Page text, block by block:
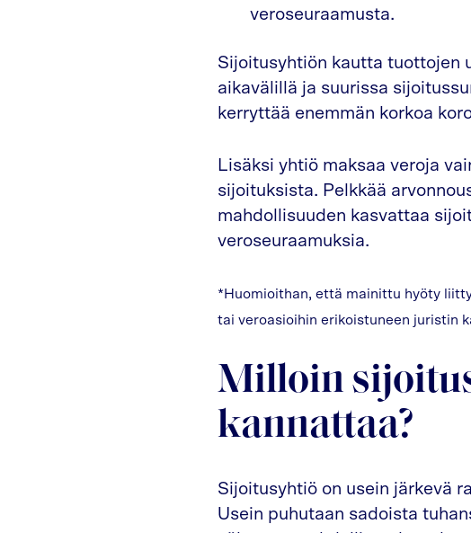
veroseuraamusta.
Sijoitusyhtiön kautta tuottojen
aikavälillä ja suurissa
kerryttää enemmän korkoa
Lisäksi yhtiö maksaa veroja
sijoituksista. Pelkkää
mahdollisuuden kasvattaa
veroseuraamuksia.
*Huomioithan, että mainittu hyöty
tai veroasioihin erikoistuneen juristin
Milloin
kannattaa?
Sijoitusyhtiö on usein järkevä
Usein puhutaan sadoista